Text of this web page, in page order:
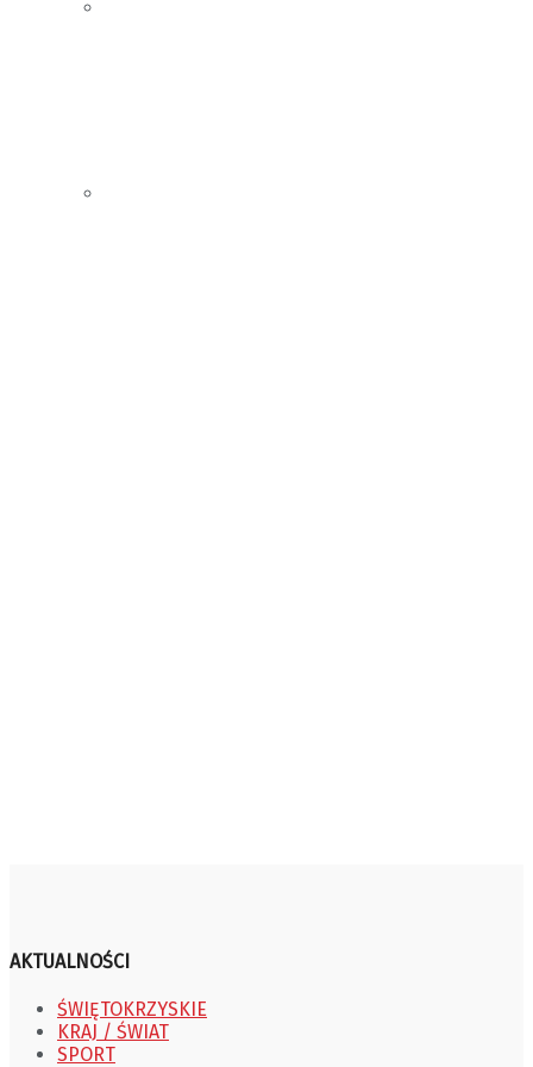
AKTUALNOŚCI
ŚWIĘTOKRZYSKIE
KRAJ / ŚWIAT
SPORT